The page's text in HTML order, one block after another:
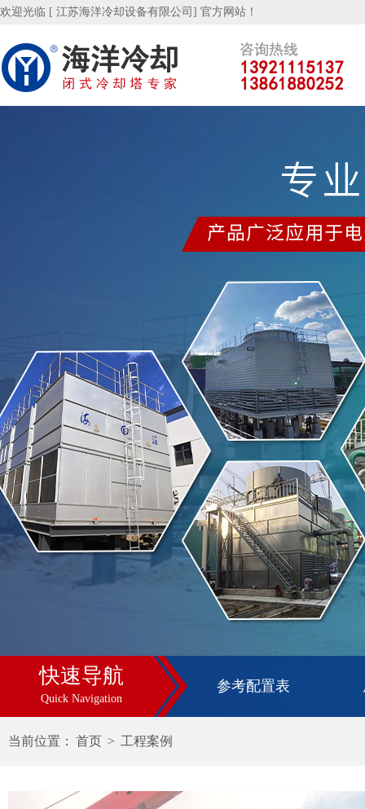
欢迎光临 [ 江苏海洋冷却设备有限公司] 官方网站！
快速导航
Quick Navigation
参考配置表
当前位置： 首页 > 工程案例